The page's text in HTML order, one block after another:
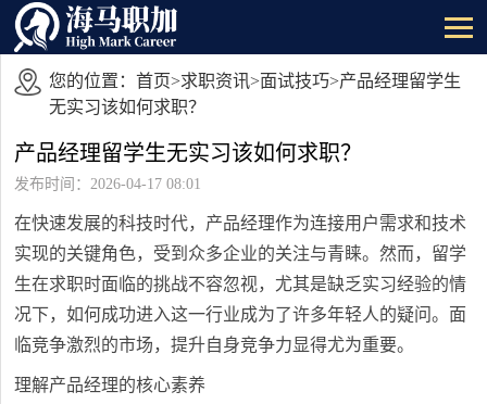
您的位置： 首页>求职资讯>面试技巧>产品经理留学生
无实习该如何求职？
产品经理留学生无实习该如何求职？
发布时间：2026-04-17 08:01
在快速发展的科技时代，产品经理作为连接用户需求和技术
实现的关键角色，受到众多企业的关注与青睐。然而，留学
生在求职时面临的挑战不容忽视，尤其是缺乏实习经验的情
况下，如何成功进入这一行业成为了许多年轻人的疑问。面
临竞争激烈的市场，提升自身竞争力显得尤为重要。
理解产品经理的核心素养